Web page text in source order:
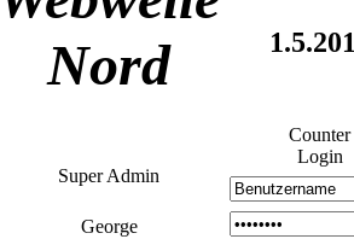
Nord
Super Admin
George
Counter
Login